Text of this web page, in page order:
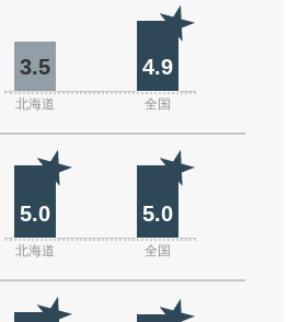
3.5 4.9
北海道 全国
5.0 5.0
北海道 全国